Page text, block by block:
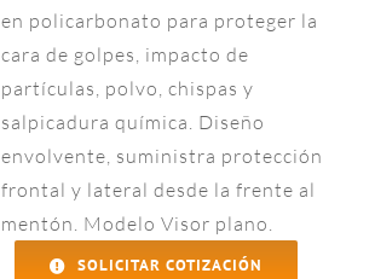
en policarbonato para proteger la
cara de golpes, impacto de
partículas, polvo, chispas y
salpicadura química. Diseño
envolvente, suministra protección
frontal y lateral desde la frente al
mentón. Modelo Visor plano.
SOLICITAR COTIZACIÓN